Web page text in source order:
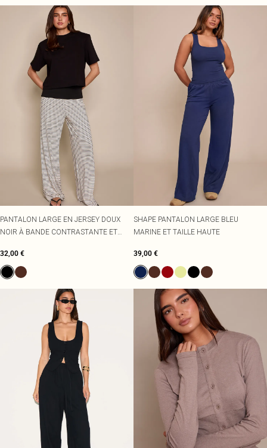
PANTALON LARGE EN JERSEY DOUX
NOIR À BANDE CONTRASTANTE ET
32,00 €
SHAPE PANTALON LARGE BLEU
MARINE ET TAILLE HAUTE
39,00 €